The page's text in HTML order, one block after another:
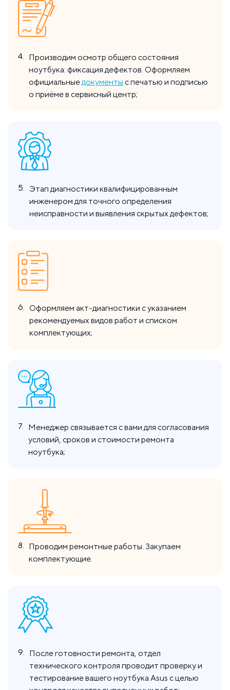
4. Производим осмотр общего состояния
ноутбука: фиксация дефектов. Оформляем
официальныедокументы с печатью и подписью
о приёме в сервисный центр;
5. Этап диагностики квалифицированным
инженером для точного определения
неисправности и выявления скрытых дефектов;
6. Оформляем акт-диагностики с указанием
рекомендуемых видов работ и списком
комплектующих;
7. Менеджер связывается с вами для согласования
условий, сроков и стоимости ремонта
ноутбука;
8. Проводим ремонтные работы. Закупаем
комплектующие.
9. После готовности ремонта, отдел
технического контроля проводит проверку и
тестирование вашего ноутбука Asus с целью